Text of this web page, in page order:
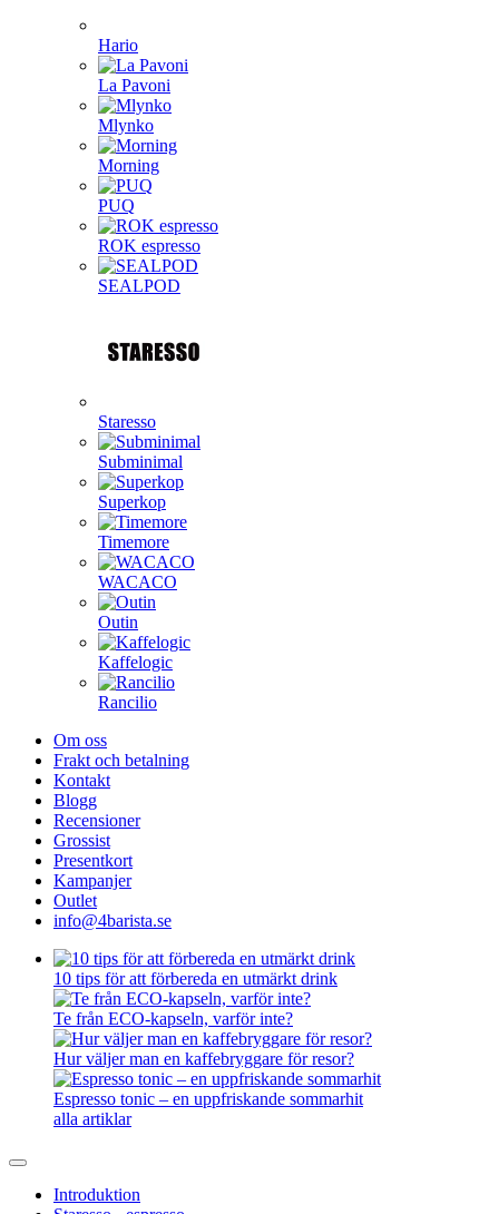
Hario
La Pavoni
Mlynko
Morning
PUQ
ROK espresso
SEALPOD
Staresso
Subminimal
Superkop
Timemore
WACACO
Outin
Kaffelogic
Rancilio
Om oss
Frakt och betalning
Kontakt
Blogg
Recensioner
Grossist
Presentkort
Kampanjer
Outlet
info@4barista.se
10 tips för att förbereda en utmärkt drink
Te från ECO-kapseln, varför inte?
Hur väljer man en kaffebryggare för resor?
Espresso tonic – en uppfriskande sommarhit
alla artiklar
Introduktion